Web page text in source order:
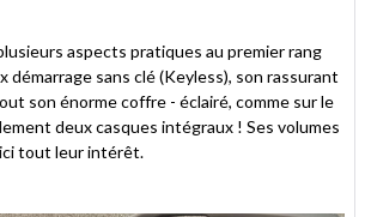
aspects pratiques au premier rang
démarrage sans clé (Keyless), son rassurant
son énorme coffre - éclairé, comme sur le
deux casques intégraux ! Ses volumes
tout leur intérêt.